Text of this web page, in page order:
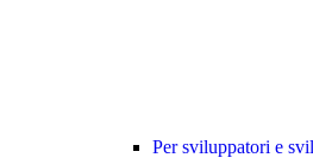
Per sviluppatori e